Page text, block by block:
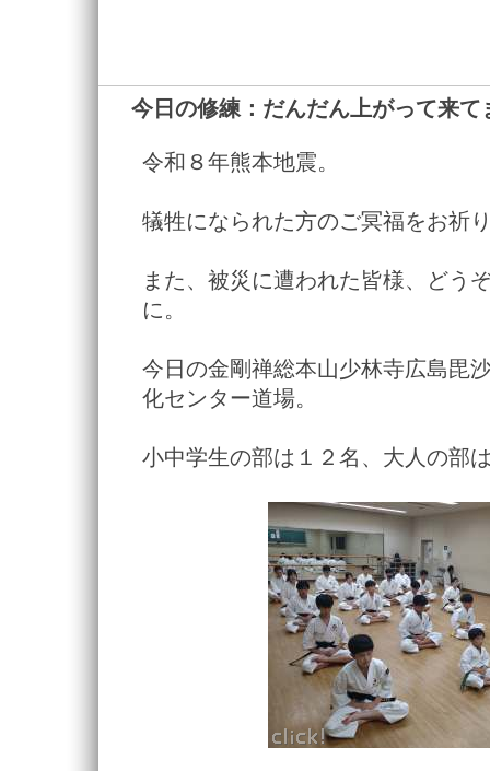
今日の修練：だんだん上がって来て
令和８年熊本地震。
犠牲になられた方のご冥福をお祈
また、被災に遭われた皆様、どう
に。
今日の金剛禅総本山少林寺広島毘
化センター道場。
小中学生の部は１２名、大人の部